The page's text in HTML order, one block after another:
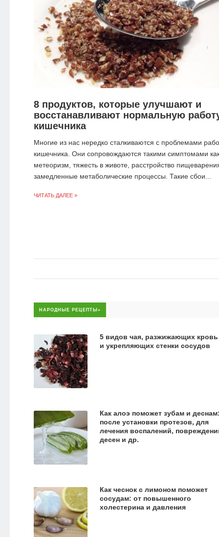
8 продуктов, которые улучшают и
восстанавливают нормальную
кишечника
Многие из нас нередко сталкиваются с проблемами
кишечника. Они сопровождаются такими симптомами
метеоризм, тяжесть в животе, расстройство
замедленные метаболические процессы. Такие сбои...
ЧИТАТЬ ДАЛЕЕ »
НАРОДНЫЕ РЕЦЕПТЫ»
5 видов чая, разжижающих кровь
и укрепляющих стенки сосудов
Как алоэ поможет зубам и
после установки протезов, для
лечения воспалений,
десен и др.
Как чеснок с лимоном поможет
сосудам: от повышенного
холестерина и давления